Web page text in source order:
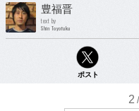
豊福晋
text by
Shin Toyofuku
ポスト
2